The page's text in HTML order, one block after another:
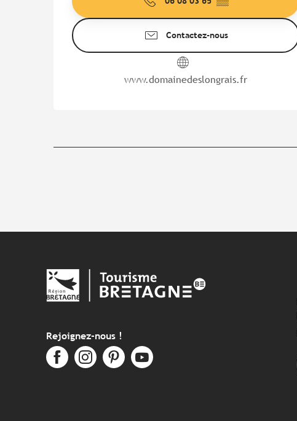
Contactez-nous
www.domainedeslongrais.fr
Rejoignez-nous !